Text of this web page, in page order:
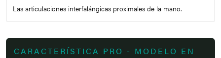
Las articulaciones interfalángicas proximales de la mano.
CARACTERÍSTICA PRO - MODELO EN